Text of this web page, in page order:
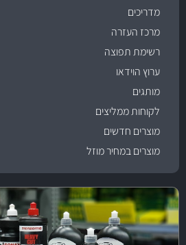
מדריכים
מרכז העזרה
רשימת תפוצה
ערוץ הוידאו
מותגים
לקוחות ממליצים
מוצרים חדשים
מוצרים במחיר מוזל